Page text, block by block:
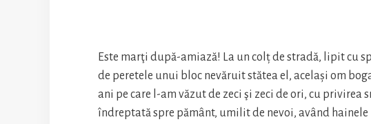
Este marţi după-amiază! La un colț de stradă, lipit cu
de peretele unui bloc nevăruit stătea el, același om
ani pe care l-am văzut de zeci şi zeci de ori, cu privirea
îndreptată spre pământ, umilit de nevoi, având hainele